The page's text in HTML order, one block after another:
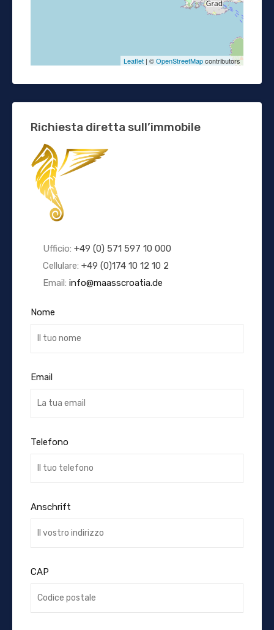
Leaflet | ©OpenStreetMapcontributors
Richiesta diretta sull’immobile
Ufficio: +49 (0) 571 597 10 000
Cellulare: +49 (0)174 10 12 10 2
Email: info@maasscroatia.de
Nome
Email
Telefono
Anschrift
CAP